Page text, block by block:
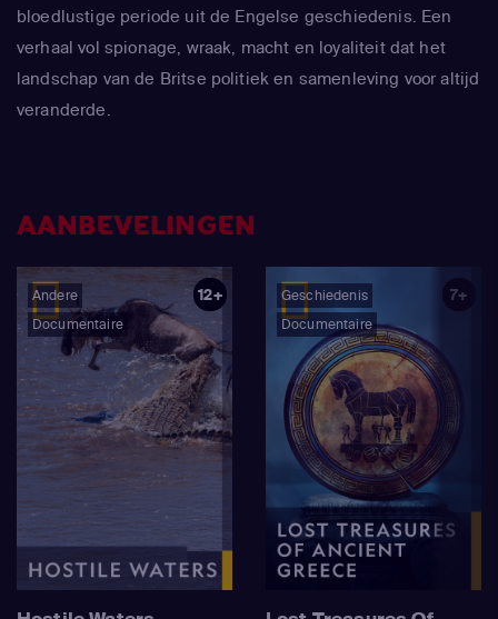
bloedlustige periode uit de Engelse geschiedenis. Een
verhaal vol spionage, wraak, macht en loyaliteit dat het
landschap van de Britse politiek en samenleving voor altijd
veranderde.
AANBEVELINGEN
Andere
Documentaire
12+
Geschiedenis
Documentaire
7+